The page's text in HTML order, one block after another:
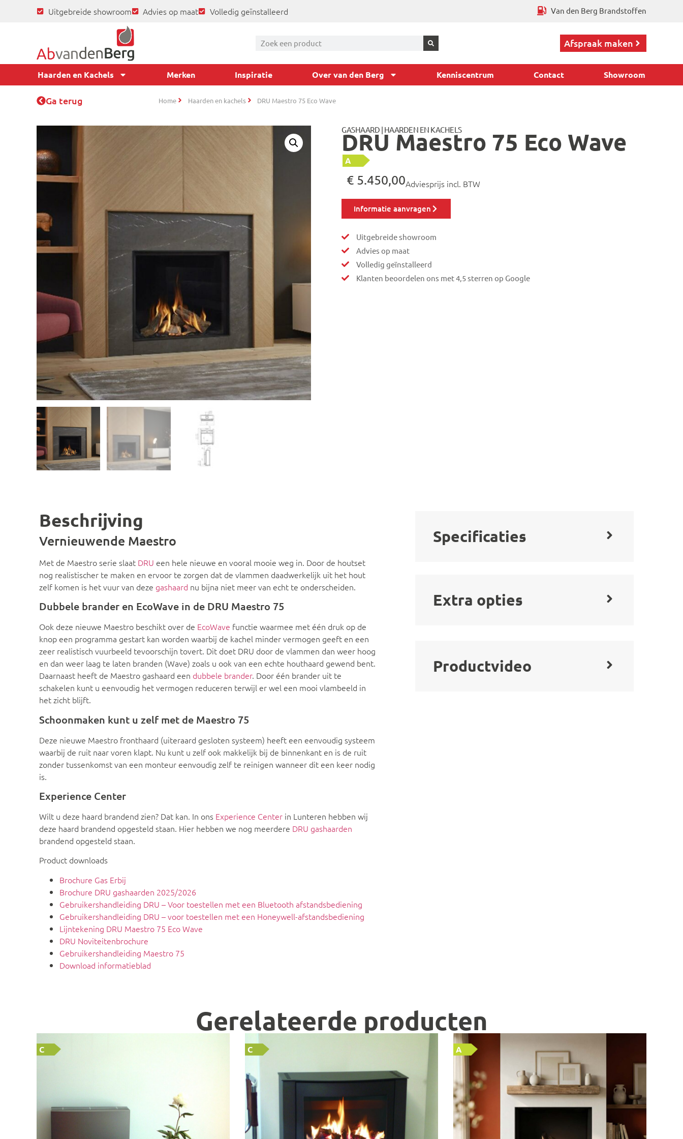
Uitgebreide showroom Advies op maat Volledig geïnstalleerd Van den Berg Brandstoffen
Afspraak maken
Haarden en Kachels Merken Inspiratie Over van den Berg Kenniscentrum Contact Showroom
Ga terug Home Haarden en kachels DRU Maestro 75 Eco Wave
GASHAARD | HAARDEN EN KACHELS
DRU Maestro 75 Eco Wave
A
€ 5.450,00Adviesprijs incl. BTW
Informatie aanvragen
Uitgebreide showroom
Advies op maat
Volledig geïnstalleerd
Klanten beoordelen ons met 4,5 sterren op Google
Beschrijving
Vernieuwende Maestro
Met de Maestro serie slaat DRU een hele nieuwe en vooral mooie weg in. Door de houtset
nog realistischer te maken en ervoor te zorgen dat de vlammen daadwerkelijk uit het hout
zelf komen is het vuur van deze gashaard nu bijna niet meer van echt te onderscheiden.
Dubbele brander en EcoWave in de DRU Maestro 75
Ook deze nieuwe Maestro beschikt over de EcoWave functie waarmee met één druk op de
knop een programma gestart kan worden waarbij de kachel minder vermogen geeft en een
zeer realistisch vuurbeeld tevoorschijn tovert. Dit doet DRU door de vlammen dan weer hoog
en dan weer laag te laten branden (Wave) zoals u ook van een echte houthaard gewend bent.
Daarnaast heeft de Maestro gashaard een dubbele brander. Door één brander uit te
schakelen kunt u eenvoudig het vermogen reduceren terwijl er wel een mooi vlambeeld in
het zicht blijft.
Schoonmaken kunt u zelf met de Maestro 75
Deze nieuwe Maestro fronthaard (uiteraard gesloten systeem) heeft een eenvoudig systeem
waarbij de ruit naar voren klapt. Nu kunt u zelf ook makkelijk bij de binnenkant en is de ruit
zonder tussenkomst van een monteur eenvoudig zelf te reinigen wanneer dit een keer nodig
is.
Experience Center
Wilt u deze haard brandend zien? Dat kan. In ons Experience Center in Lunteren hebben wij
deze haard brandend opgesteld staan. Hier hebben we nog meerdere DRU gashaarden
brandend opgesteld staan.
Product downloads
Brochure Gas Erbij
Brochure DRU gashaarden 2025/2026
Gebruikershandleiding DRU – Voor toestellen met een Bluetooth afstandsbediening
Gebruikershandleiding DRU – voor toestellen met een Honeywell-afstandsbediening
Lijntekening DRU Maestro 75 Eco Wave
DRU Noviteitenbrochure
Gebruikershandleiding Maestro 75
Download informatieblad
Specificaties
Extra opties
Productvideo
Gerelateerde producten
C C A